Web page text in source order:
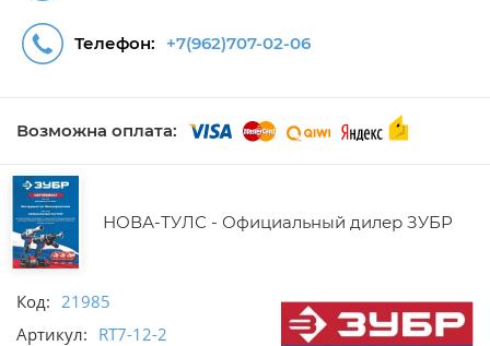
Телефон: +7(962)707-02-06
Возможна оплата:
НОВА-ТУЛС - Официальный дилер ЗУБР
Код: 21985
Артикул: RT7-12-2